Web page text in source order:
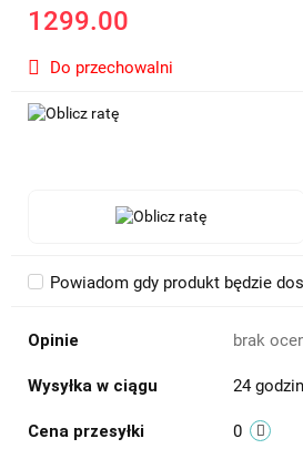
1299.00
Do przechowalni
Powiadom gdy produkt będzie
Opinie brak
Wysyłka w ciągu 24
Cena przesyłki 0